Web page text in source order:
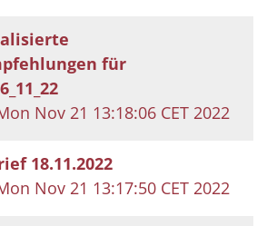
für
Nov 21 13:18:06 CET 2022
18.11.2022
Nov 21 13:17:50 CET 2022